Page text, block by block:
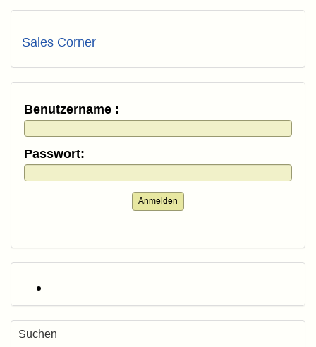
Sales Corner
Benutzername :
Passwort:
Anmelden
Suchen